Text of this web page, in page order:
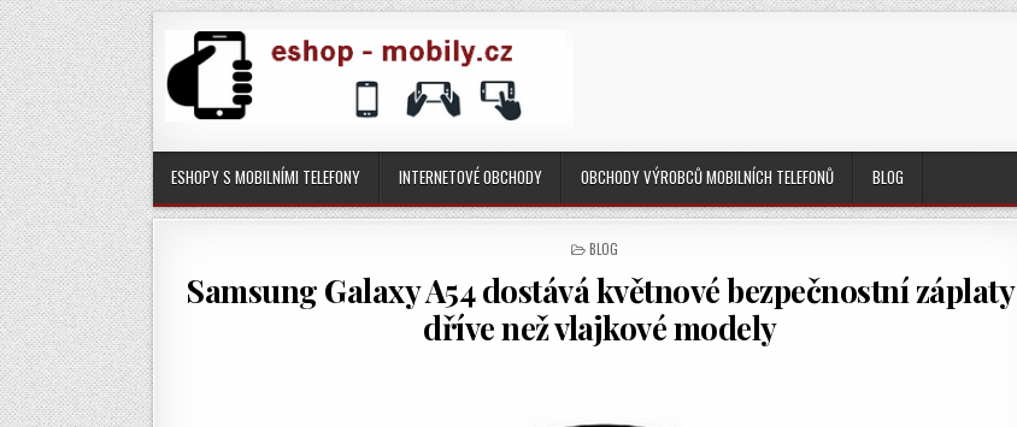
ESHOPY S MOBILNÍMI TELEFONY INTERNETOVÉ OBCHODY OBCHODY VÝROBCŮ MOBILNÍCH TELEFONŮ BLOG
POSTED
BLOG
Samsung Galaxy A54 dostává květnové bezpečnostní záplaty
dříve než vlajkové modely